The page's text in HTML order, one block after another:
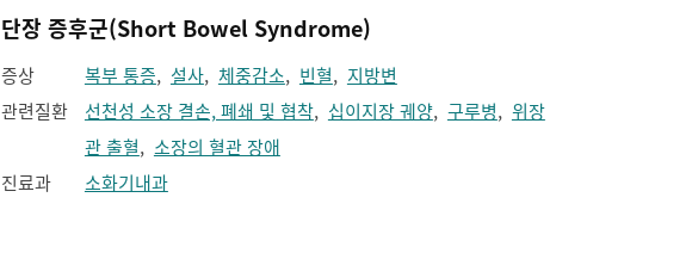
단장 증후군(Short Bowel Syndrome)
증상 복부 통증, 설사, 체중감소, 빈혈, 지방변
관련질환
선천성 소장 결손, 폐쇄 및 협착, 십이지장 궤양, 구루병, 위장
관 출혈, 소장의 혈관 장애
진료과
소화기내과